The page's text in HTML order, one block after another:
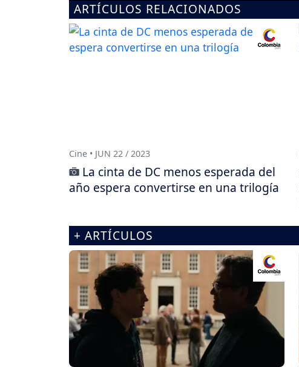
ARTÍCULOS RELACIONADOS
Cine • JUN 22 / 2023
La cinta de DC menos esperada del
año espera convertirse en una trilogía
+ ARTÍCULOS